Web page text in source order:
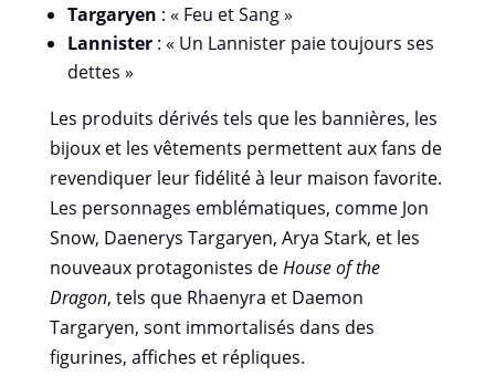
Targaryen : « Feu et Sang »
Lannister: « Un Lannister paie toujours ses
dettes »
Les produits dérivés tels que les bannières, les
bijoux et les vêtements permettent aux fans de
revendiquer leur fidélité à leur maison favorite.
Les personnages emblématiques, comme Jon
Snow, Daenerys Targaryen, Arya Stark, et les
nouveaux protagonistes deHouse of the
Dragon, tels que Rhaenyra et Daemon
Targaryen, sont immortalisés dans des
figurines, affiches et répliques.